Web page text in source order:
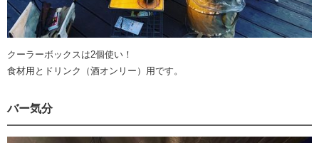
クーラーボックスは2個使い！
食材用とドリンク（酒オンリー）用です。
バー気分